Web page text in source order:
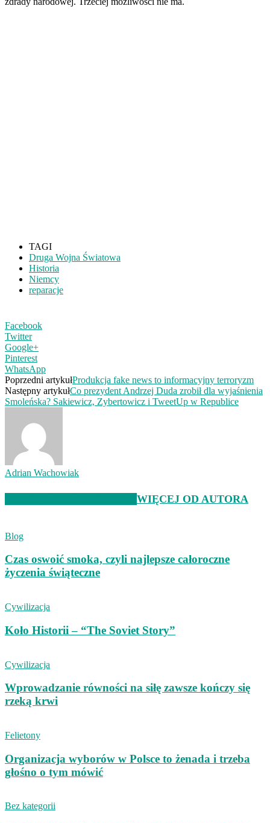
TAGI
Druga Wojna Światowa
Historia
Niemcy
reparacje
Facebook
Twitter
Google+
Pinterest
WhatsApp
Poprzedni artykułProdukcja fake news to informacyjny terroryzm
Następny artykułCo prezydent Andrzej Duda zrobił dla wyjaśnienia
Smoleńska? Sakiewicz, Zybertowicz i TweetUp w Republice
Adrian Wachowiak
WIĘCEJ OD AUTORA
Blog
Czas oswoić smoka, czyli najlepsze całoroczne
życzenia świąteczne
Cywilizacja
Koło Historii – “The Soviet Story”
Cywilizacja
Wprowadzanie równości na siłę zawsze kończy się
rzeką krwi
Felietony
Organizacja wyborów w Polsce to żenada i trzeba
głośno o tym mówić
Bez kategorii